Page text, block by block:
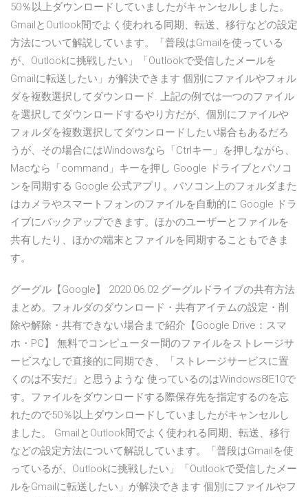
50％以上ダウンロードしていましたがキャンセルしました。
GmailとOutlook間でよく使われる同期、転送、移行などの設定
方法について解説しています。「普段はGmailを使っている
が、Outlookに挑戦したい」「Outlookで受信したメールを
Gmailに転送したい」が解決できます 個別にファイルやフォル
ダを複数選択してダウンロード. 上記の例では一つのファイル
を選択してダウンロードするやり方だが、個別にファイルや
フォルダを複数選択してダウンロードしたい場合もあるだろ
うが、その場合にはWindowsなら「Ctrlキー」を押しながら、
Macなら「command」キーを押し Google ドライブとパソコ
ンを同期する Google 公式アプリ。パソコン上のフォルダまた
はカメラやスマートフォンのファイルを自動的に Google ドラ
イブにバックアップできます。ほかのユーザーとファイルを
共有したり、ほかの端末とファイルを同期することもできま
す。
グーグル【Google】 2020.06.02 グーグルドライブの共有方法
まとめ。フォルダのダウンロード・共有アイテムの設定・削
除や解除・共有できない場合まで紹介【Google Drive：スマ
ホ・PC】 無料でコンピューター間のファイルをストレージサ
ービスなしで直接的に同期でき、「ストレージサービスに置
くのは不安だ」と思うような 使っているのはWindows8IE10で
す。ファイルをダウンロードする際保存先を指定するのを忘
れたので50％以上ダウンロードしていましたがキャンセルし
ました。 GmailとOutlook間でよく使われる同期、転送、移行
などの設定方法について解説しています。「普段はGmailを使
っているが、Outlookに挑戦したい」「Outlookで受信したメー
ルをGmailに転送したい」が解決できます 個別にファイルやフ